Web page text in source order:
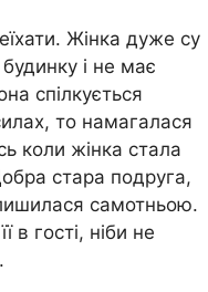
Жінка дуже су
і не має
спілкується
то намагалася
коли жінка стала
стара подруга,
самотньою.
в гості, ніби не